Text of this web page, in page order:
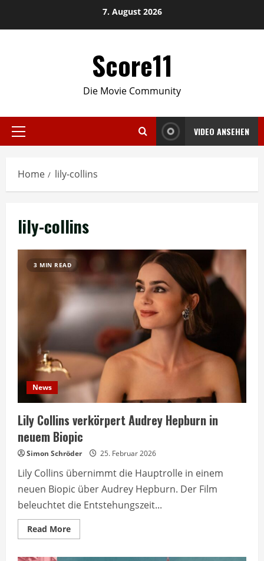
7. August 2026
Score11
Die Movie Community
Primary
VIDEO ANSEHEN
Home lily-collins
lily-collins
3 MIN READ
News
Lily Collins verkörpert Audrey Hepburn in
neuem Biopic
Simon Schröder 25. Februar 2026
Lily Collins übernimmt die Hauptrolle in einem
neuen Biopic über Audrey Hepburn. Der Film
beleuchtet die Entstehungszeit...
Read MoreRead
more